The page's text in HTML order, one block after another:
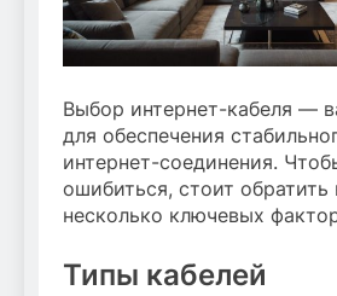
Выбор интернет-кабеля —
для обеспечения
интернет-соединения.
ошибиться, стоит обратить
несколько ключевых
Типы кабелей